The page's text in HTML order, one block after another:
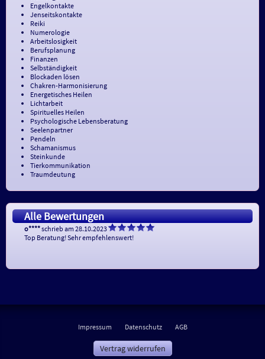
Engelkontakte
Jenseitskontakte
Reiki
Numerologie
Arbeitslosigkeit
Berufsplanung
Finanzen
Selbständigkeit
Blockaden lösen
Chakren-Harmonisierung
Energetisches Heilen
Lichtarbeit
Spirituelles Heilen
Psychologische Lebensberatung
Seelenpartner
Pendeln
Schamanismus
Steinkunde
Tierkommunikation
Traumdeutung
Alle Bewertungen
o****schrieb am 28.10.2023
Top Beratung! Sehr empfehlenswert!
Impressum Datenschutz AGB
Vertrag widerrufen